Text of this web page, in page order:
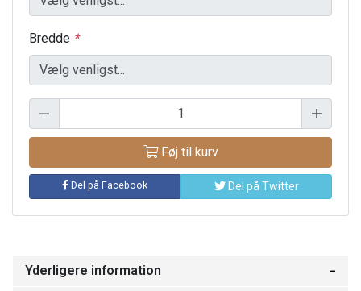
Bredde *
Føj til kurv
Del på Facebook Del på Twitter
Yderligere information